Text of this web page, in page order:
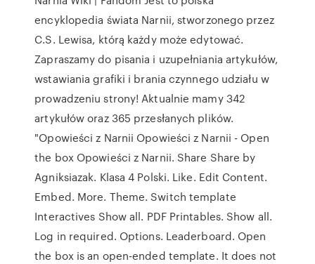
encyklopedia świata Narnii, stworzonego przez
C.S. Lewisa, którą każdy może edytować.
Zapraszamy do pisania i uzupełniania artykułów,
wstawiania grafiki i brania czynnego udziału w
prowadzeniu strony! Aktualnie mamy 342
artykułów oraz 365 przesłanych plików.
"Opowieści z Narnii Opowieści z Narnii - Open
the box Opowieści z Narnii. Share Share by
Agniksiazak. Klasa 4 Polski. Like. Edit Content.
Embed. More. Theme. Switch template
Interactives Show all. PDF Printables. Show all.
Log in required. Options. Leaderboard. Open
the box is an open-ended template. It does not